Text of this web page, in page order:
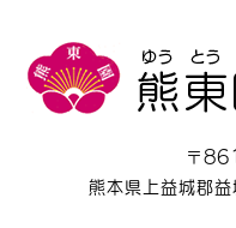
〒
熊本県上益城郡